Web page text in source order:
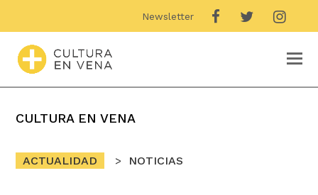
Newsletter
CULTURA EN VENA
ACTUALIDAD NOTICIAS